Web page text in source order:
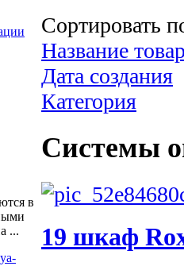
в
...
Сортировать
Название
Дата создания
Категория
Системы
19 шкаф